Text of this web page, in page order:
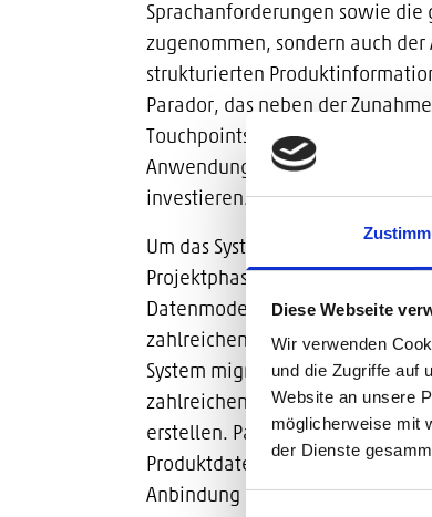
Diese Webseite
Wir verwenden
und die Zugriffe auf
Website an unsere
möglicherweise mit
der Dienste
Search for:
Sprachanforderungen sowie
zugenommen, sondern auch
strukturierten
Parador, das neben der
Touchpoints verbunden ist, war
Anwendung für die Verwaltung
investieren.“
Um das System schnell und
Projektphase ein
Datenmodell für dasContentserv
zahlreichen
System migriert, um zukünftig
zahlreichen Datenblätter und
erstellen. Parallel wird mit dem
Produktdaten für Website,
Anbindung der